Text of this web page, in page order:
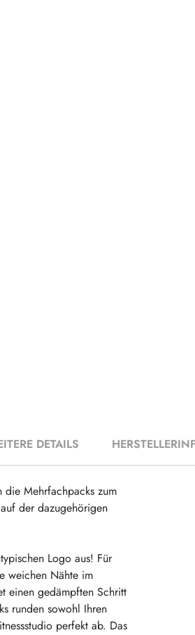
DETAILS
Mehrfachpacks zum
der dazugehörigen
Logo aus! Für
weichen Nähte im
einen gedämpften Schritt
runden sowohl Ihren
perfekt ab. Das